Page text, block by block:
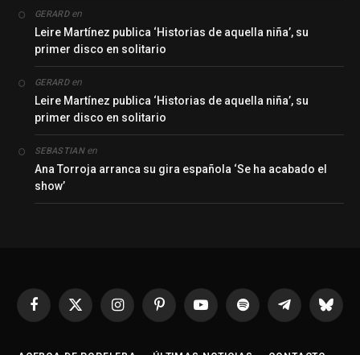
GERARDen
Leire Martínez publica ‘Historias de aquella niña’, su
primer disco en solitario
GERARDen
Leire Martínez publica ‘Historias de aquella niña’, su
primer disco en solitario
SEBASTIANen
Ana Torroja arranca su gira española ‘Se ha acabado el
show’
Facebook
X
InstagramPinterestYouTubeSpotify Telegrama